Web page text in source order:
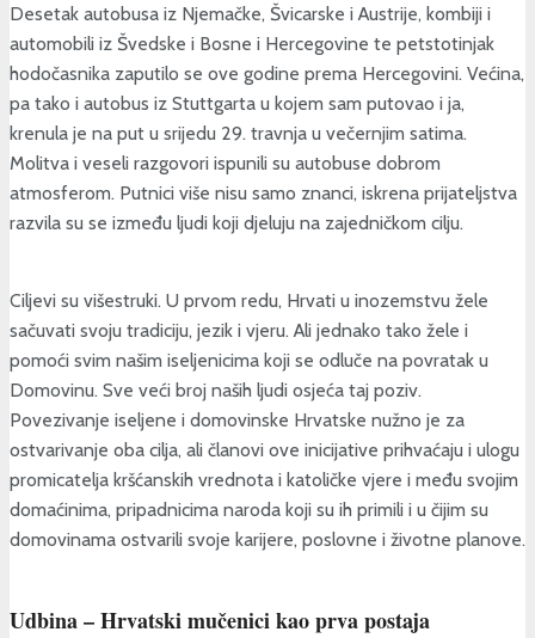
Desetak autobusa iz Njemačke, Švicarske i Austrije, kombiji i
automobili iz Švedske i Bosne i Hercegovine te petstotinjak
hodočasnika zaputilo se ove godine prema Hercegovini. Većina,
pa tako i autobus iz Stuttgarta u kojem sam putovao i ja,
krenula je na put u srijedu 29. travnja u večernjim satima.
Molitva i veseli razgovori ispunili su autobuse dobrom
atmosferom. Putnici više nisu samo znanci, iskrena prijateljstva
razvila su se između ljudi koji djeluju na zajedničkom cilju.
Ciljevi su višestruki. U prvom redu, Hrvati u inozemstvu žele
sačuvati svoju tradiciju, jezik i vjeru. Ali jednako tako žele i
pomoći svim našim iseljenicima koji se odluče na povratak u
Domovinu. Sve veći broj naših ljudi osjeća taj poziv.
Povezivanje iseljene i domovinske Hrvatske nužno je za
ostvarivanje oba cilja, ali članovi ove inicijative prihvaćaju i ulogu
promicatelja kršćanskih vrednota i katoličke vjere i među svojim
domaćinima, pripadnicima naroda koji su ih primili i u čijim su
domovinama ostvarili svoje karijere, poslovne i životne planove.
Udbina – Hrvatski mučenici kao prva postaja